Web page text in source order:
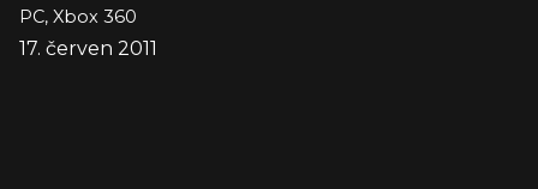
PC, Xbox 360
17. červen 2011